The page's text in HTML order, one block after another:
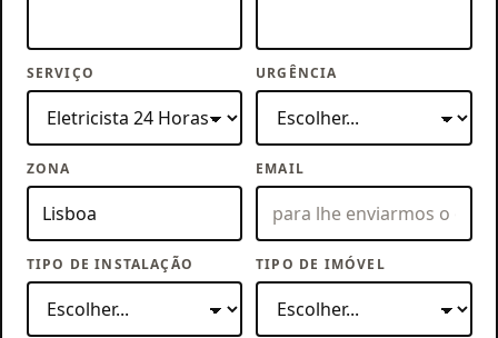
SERVIÇO URGÊNCIA
ZONA EMAIL
TIPO DE INSTALAÇÃO TIPO DE IMÓVEL